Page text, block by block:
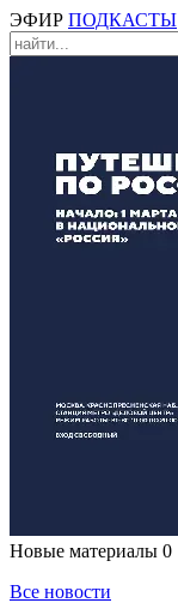
ЭФИР ПОДКАСТЫ
Новые материалы 0
Все новости